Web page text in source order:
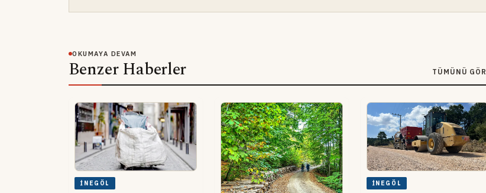
OKUMAYA DEVAM
Benzer Haberler TÜMÜNÜ GÖR
İNEGÖL İNEGÖL